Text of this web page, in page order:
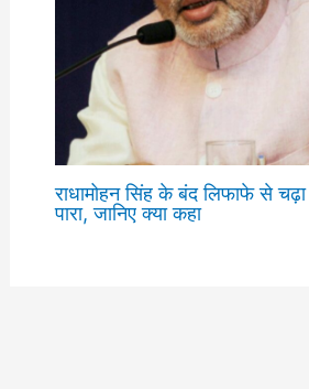
राधामोहन सिंह के बंद लिफाफे से चढ़ा
पारा, जानिए क्या कहा